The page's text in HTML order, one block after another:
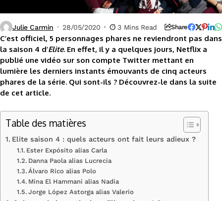
Julie Carmin 28/05/2020 3 Mins Read Share
C’est officiel, 5 personnages phares ne reviendront pas dans
la saison 4 d’Elite. En effet, il y a quelques jours, Netflix a
publié une vidéo sur son compte Twitter mettant en
lumière les derniers instants émouvants de cinq acteurs
phares de la série. Qui sont-ils ? Découvrez-le dans la suite
de cet article.
Table des matières
Elite saison 4 : quels acteurs ont fait leurs adieux ?
Ester Expósito alias Carla
Danna Paola alias Lucrecia
Álvaro Rico alias Polo
Mina El Hammani alias Nadia
Jorge López Astorga alias Valerio